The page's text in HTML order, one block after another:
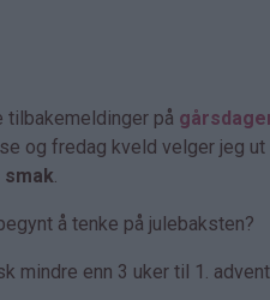
tilbakemeldinger på
og fredag kveld velger jeg
.
å tenke på julebaksten?
mindre enn 3 uker til 1.